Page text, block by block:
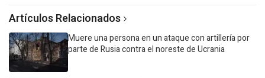
Artículos Relacionados
Muere una persona en un ataque con artillería por
parte de Rusia contra el noreste de Ucrania